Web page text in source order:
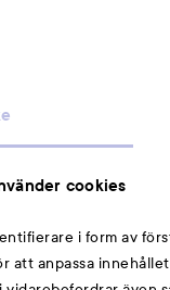
cookies
i form av
att anpassa
Rabattkoder
Privacy